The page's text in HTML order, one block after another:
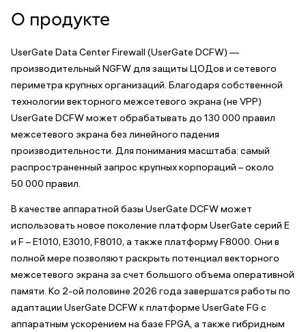
О продукте
UserGate Data Center Firewall (UserGate DCFW) —
производительный NGFW для защиты ЦОДов и сетевого
периметра крупных организаций. Благодаря собственной
технологии векторного межсетевого экрана (не VPP)
UserGate DCFW может обрабатывать до 130 000 правил
межсетевого экрана без линейного падения
производительности. Для понимания масштаба: самый
распространенный запрос крупных корпораций – около
50 000 правил.
В качестве аппаратной базы UserGate DCFW может
использовать новое поколение платформ UserGate серий E
и F – E1010, E3010, F8010, а также платформу F8000. Они в
полной мере позволяют раскрыть потенциал векторного
межсетевого экрана за счет большого объема оперативной
памяти. Ко 2-ой половине 2026 года завершатся работы по
адаптации UserGate DCFW к платформе UserGate FG с
аппаратным ускорением на базе FPGA, а также гибридным